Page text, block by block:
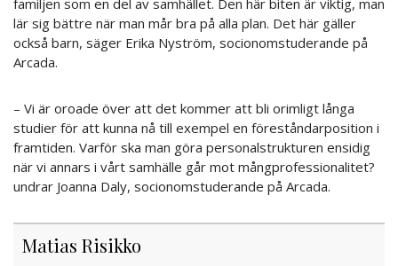
lär sig bättre när man mår bra på alla plan. Det här gäller
också barn, säger Erika Nyström, socionomstuderande på
Arcada.
– Vi är oroade över att det kommer att bli orimligt långa
studier för att kunna nå till exempel en föreståndarposition i
framtiden. Varför ska man göra personalstrukturen ensidig
när vi annars i vårt samhälle går mot mångprofessionalitet?
undrar Joanna Daly, socionomstuderande på Arcada.
Matias Risikko